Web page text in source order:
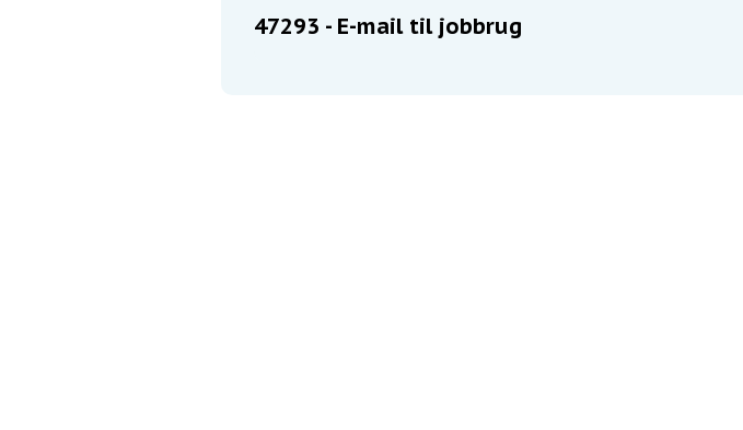
47293 - E-mail til jobbrug